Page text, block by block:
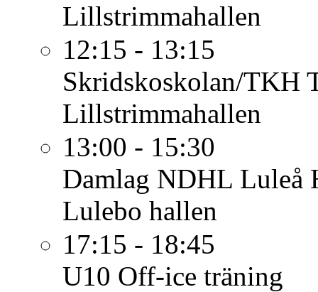
Lillstrimmahallen
12:15 - 13:15
Skridskoskolan/TKH
Lillstrimmahallen
13:00 - 15:30
Damlag NDHL Luleå
Lulebo hallen
17:15 - 18:45
U10 Off-ice träning